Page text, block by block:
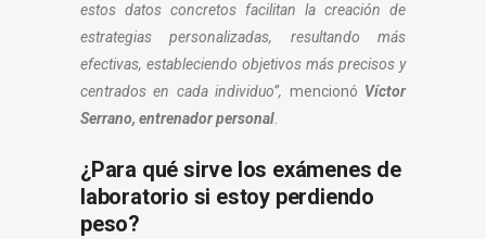
estos datos concretos facilitan la creación de
estrategias personalizadas, resultando más
efectivas, estableciendo objetivos más precisos y
centrados en cada individuo”, mencionó Víctor
Serrano, entrenador personal
¿Para qué sirve los exámenes de
laboratorio si estoy perdiendo
peso?